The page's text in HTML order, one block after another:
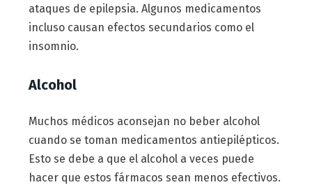
ataques de epilepsia. Algunos medicamentos
incluso causan efectos secundarios como el
insomnio.
Alcohol
Muchos médicos aconsejan no beber alcohol
cuando se toman medicamentos antiepilépticos.
Esto se debe a que el alcohol a veces puede
hacer que estos fármacos sean menos efectivos.